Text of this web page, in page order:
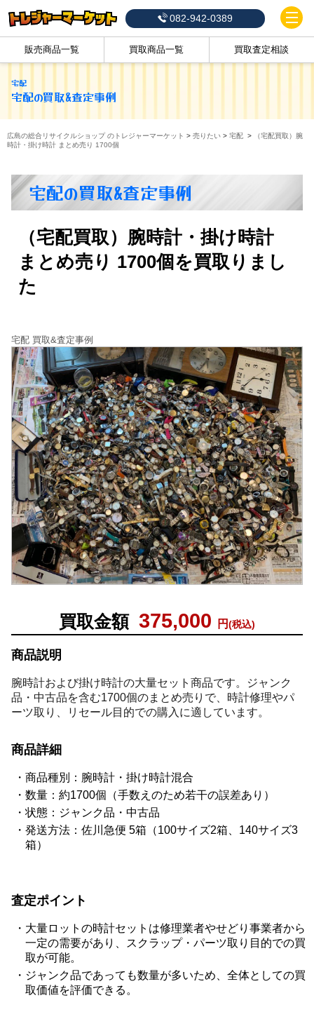
082-942-0389
販売商品一覧 買取商品一覧 買取査定相談
宅配
宅配の買取&査定事例
広島の総合リサイクルショップ のトレジャーマーケット > 売りたい > 宅配 >
（宅配買取）腕
時計・掛け時計 まとめ売り 1700個
宅配の買取&査定事例
（宅配買取）腕時計・掛け時計
まとめ売り 1700個を買取りまし
た
買取金額 375,000 円(税込)
商品説明
腕時計および掛け時計の大量セット商品です。ジャンク
品・中古品を含む1700個のまとめ売りで、時計修理やパ
ーツ取り、リセール目的での購入に適しています。
商品詳細
商品種別：腕時計・掛け時計混合
数量：約1700個（手数えのため若干の誤差あり）
状態：ジャンク品・中古品
発送方法：佐川急便 5箱（100サイズ2箱、140サイズ3
箱）
査定ポイント
大量ロットの時計セットは修理業者やせどり事業者から
一定の需要があり、スクラップ・パーツ取り目的での買
取が可能。
ジャンク品であっても数量が多いため、全体としての買
取価値を評価できる。
宅配 買取&査定事例